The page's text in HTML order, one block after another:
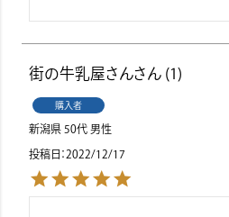
街の牛乳屋さん 1
購入者
新潟県 50代 男性
投稿日 2022/12/17